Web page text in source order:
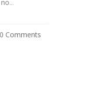
0 Comments